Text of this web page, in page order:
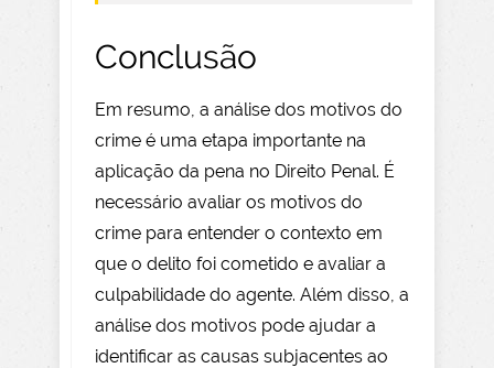
Conclusão
Em resumo, a análise dos motivos do
crime é uma etapa importante na
aplicação da pena no Direito Penal. É
necessário avaliar os motivos do
crime para entender o contexto em
que o delito foi cometido e avaliar a
culpabilidade do agente. Além disso, a
análise dos motivos pode ajudar a
identificar as causas subjacentes ao